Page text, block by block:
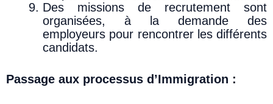
Des missions de recrutement sont
organisées, à la demande des
employeurs pour rencontrer les différents
candidats.
Passage aux processus d’Immigration :